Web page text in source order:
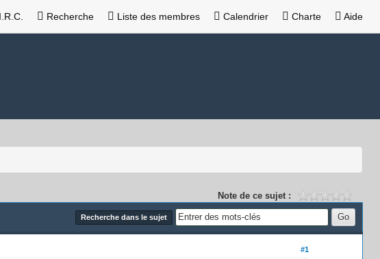
I.R.C. Recherche Liste des membres Calendrier Charte Aide
Note de ce sujet :
Recherche dans le sujet
#1